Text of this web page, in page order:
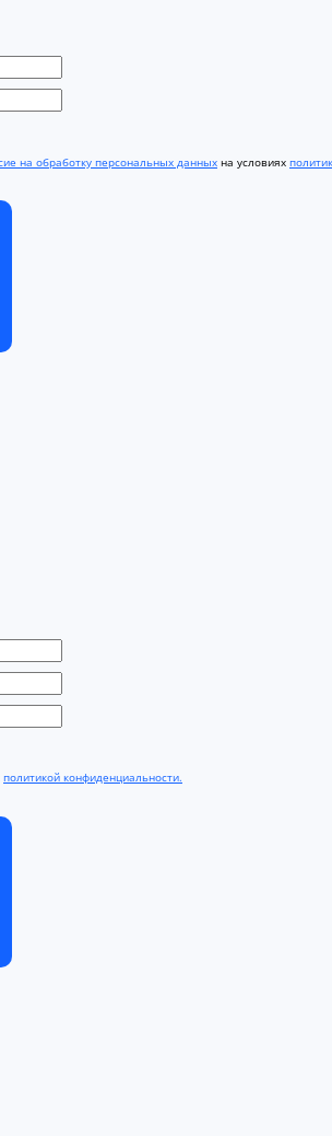
на обработку персональных данных на условиях
политикой конфиденциальности.